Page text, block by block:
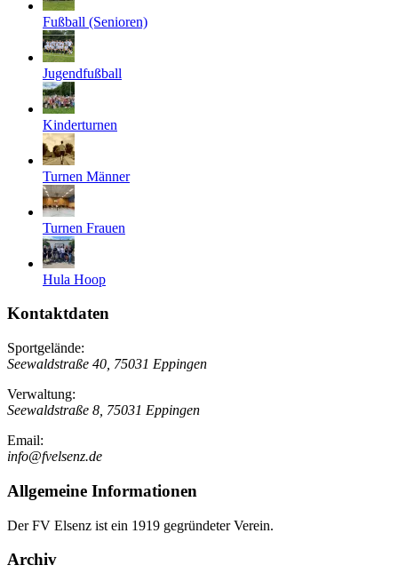
Fußball (Senioren)
Jugendfußball
Kinderturnen
Turnen Männer
Turnen Frauen
Hula Hoop
Kontaktdaten
Sportgelände:
Seewaldstraße 40, 75031 Eppingen
Verwaltung:
Seewaldstraße 8, 75031 Eppingen
Email:
info@fvelsenz.de
Allgemeine Informationen
Der FV Elsenz ist ein 1919 gegründeter Verein.
Archiv